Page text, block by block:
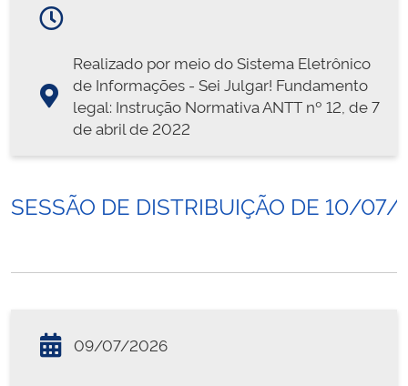
Realizado por meio do Sistema Eletrônico
de Informações - Sei Julgar! Fundamento
legal: Instrução Normativa ANTT nº 12, de 7
de abril de 2022
SESSÃO DE DISTRIBUIÇÃO DE 10/
09/07/2026